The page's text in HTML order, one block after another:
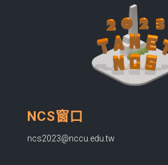
NCS窗口
ncs2023@nccu.edu.tw